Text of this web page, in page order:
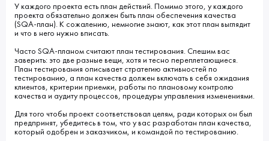
У каждого проекта есть план действий. Помимо этого, у каждого
проекта обязательно должен быть план обеспечения качества
(SQA-план). К сожалению, немногие знают, как этот план выглядит
и что в него нужно вписать.
Часто SQA-планом считают план тестирования. Спешим вас
заверить: это две разные вещи, хотя и тесно переплетающиеся.
План тестирования описывает стратегию активностей по
тестированию, а план качества должен включать в себя ожидания
клиентов, критерии приемки, работы по плановому контролю
качества и аудиту процессов, процедуры управления изменениями.
Для того чтобы проект соответствовал целям, ради которых он был
предпринят, убедитесь в том, что у вас разработан план качества,
который одобрен и заказчиком, и командой по тестированию.